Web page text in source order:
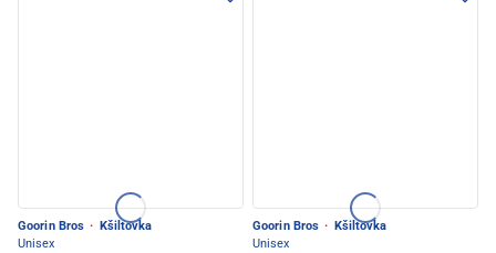
Goorin Bros ·
Kšiltovka
Unisex
Goorin Bros ·
Kšiltovka
Unisex